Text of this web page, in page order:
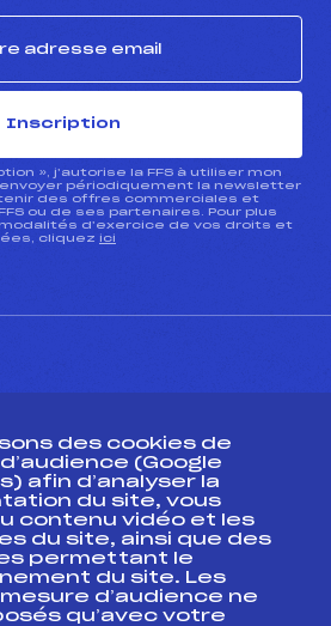
Inscription
», j’autorise la FFS à utiliser mon
périodiquement la newsletter
des offres commerciales et
ou de ses partenaires. Pour plus
d’exercice de vos droits et
cliquez ici
fédéral
des cookies de
(Google
afin d’analyser la
du site, vous
contenu vidéo et les
du site, ainsi que des
permettant le
du site. Les
d’audience ne
qu’avec votre